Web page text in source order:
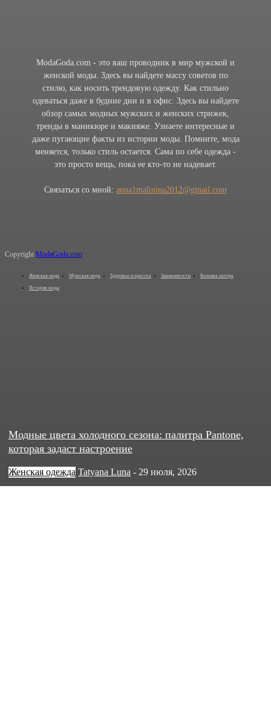
Модные цвета холодного сезона: палитра Pantone,
которая задаст настроение
Женская одежда Tatyana Luna - 29 июля, 2026
ModaGoda.com - это ваш проводник в мир мужской и
женской моды. Здесь вы найдете массу советов по
стилю, как носить трендовую одежду. Как стильно
одеваться даже в будние дни и в офис. Здесь вы найдете
обзор самых модных мужских и женских стрижек,
тренды в маникюре и макияже. Узнаете интересные и
даже пугающие факты из истории моды. Помните, мода
меняется, только стиль остается. Сама по себе одежда -
это просто вещь, пока ее кто-то не надевает.
Связаться со мной: anna1malinina2012@gmail.com
Copyright ModaGoda.com
Женская мода Мужская мода Здоровье и красота Знаменитости Колонка автора
История моды